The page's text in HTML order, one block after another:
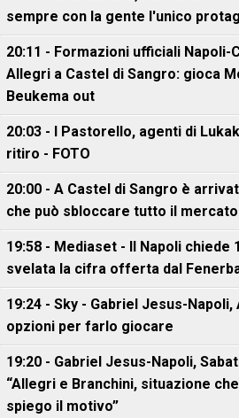
sempre con la gente l'unico
20:11 - Formazioni ufficiali Napoli-
Allegri a Castel di Sangro: gioca
Beukema out
20:03 - I Pastorello, agenti di
ritiro - FOTO
20:00 - A Castel di Sangro è
che può sbloccare tutto il
19:58 - Mediaset - Il Napoli chiede
svelata la cifra offerta dal
19:24 - Sky - Gabriel Jesus-
opzioni per farlo giocare
19:20 - Gabriel Jesus-Napoli,
“Allegri e Branchini, situazione
spiego il motivo”